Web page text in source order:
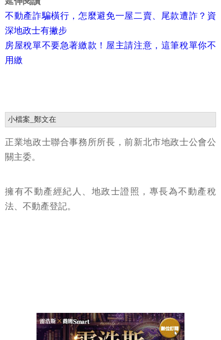
不動產詐騙橫行，怎麼避免一屋二賣、尾款遭詐？資
深地政士有撇步
房屋稅單不要急著繳款！屋主請注意，這筆稅單你不
用繳
小檔案_鄭文在
正業地政士聯合事務所所長，前新北市地政士公會公
關主委。
擁有不動產經紀人、地政士證照，專長為不動產稅
法、不動產登記。